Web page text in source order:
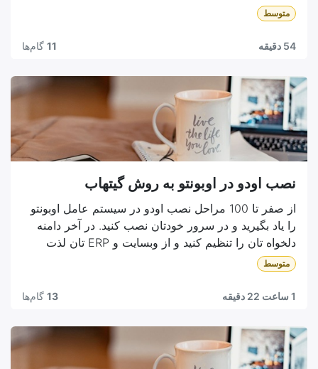
آخرین نسخه اودو را در سیستم عامل ویندوز نصب میکنیم
چالش ترین بخش های نصب اودو یعنی راست چین سازی
متوسط
54 دقیقه 11 گام‌ها
نصب اودو در اوبونتو به روش گیتهاب
از صفر تا 100 مراحل نصب اودو در سیستم عامل اوبونتو
را یاد بگیرید و در سرور خودتان نصب کنید. در آخر دامنه
دلخواه تان را تنظیم کنید و از وبسایت و ERP تان لذت
ببرید.
متوسط
1 ساعت 22 دقیقه 13 گام‌ها